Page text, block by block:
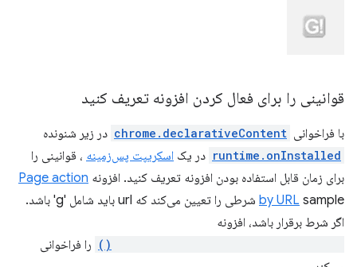
قوانینی را برای فعال کردن افزونه تعریف کنید
با فراخوانی chrome.declarativeContent در زیر شنونده
runtime.onInstalled در یک اسکریپت پس‌زمینه ، قوانینی را
برای زمان قابل استفاده بودن افزونه تعریف کنید. افزونه Page action
by URL
sample شرطی را تعیین می‌کند که url باید شامل 'g' باشد.
اگر شرط برقرار باشد، افزونه
را فراخوانی